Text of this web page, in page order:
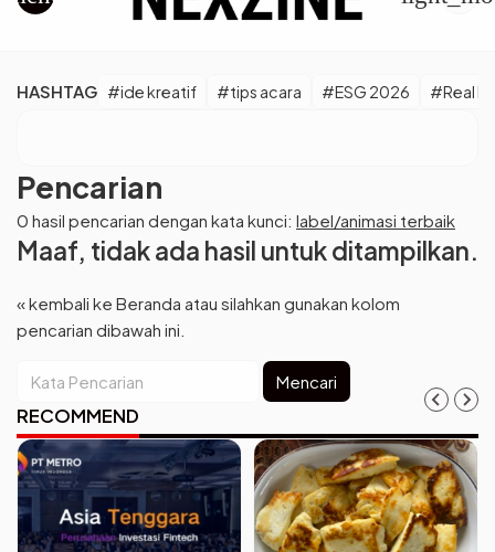
HASHTAG #ide kreatif #tips acara #ESG 2026 #Real
Pencarian
0 hasil pencarian dengan kata kunci: label/animasi terbaik
Maaf, tidak ada hasil untuk ditampilkan.
« kembali ke Beranda atau silahkan gunakan kolom
pencarian dibawah ini.
Mencari
RECOMMEND